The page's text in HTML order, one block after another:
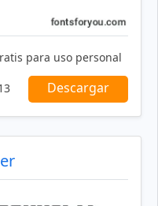
para uso personal
Descargar